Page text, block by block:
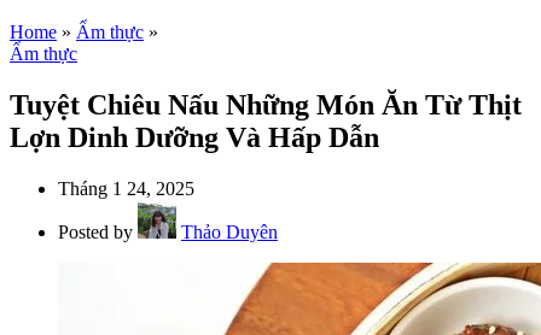
Home » Ẩm thực »
Ẩm thực
Tuyệt Chiêu Nấu Những Món Ăn Từ Thịt
Lợn Dinh Dưỡng Và Hấp Dẫn
Tháng 1 24, 2025
Posted by Thảo Duyên